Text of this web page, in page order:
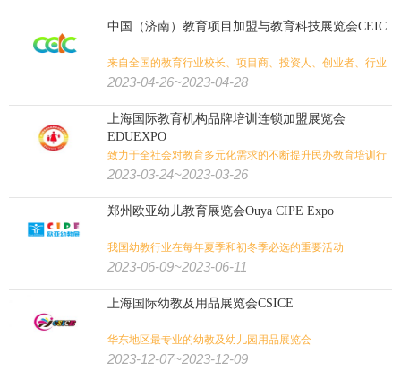
中国（济南）教育项目加盟与教育科技展览会CEIC
来自全国的教育行业校长、项目商、投资人、创业者、行业
精英等相聚郑州共赴盛会
2023-04-26~2023-04-28
上海国际教育机构品牌培训连锁加盟展览会
EDUEXPO
致力于全社会对教育多元化需求的不断提升民办教育培训行
业蓬勃发展
2023-03-24~2023-03-26
郑州欧亚幼儿教育展览会Ouya CIPE Expo
我国幼教行业在每年夏季和初冬季必选的重要活动
2023-06-09~2023-06-11
上海国际幼教及用品展览会CSICE
华东地区最专业的幼教及幼儿园用品展览会
2023-12-07~2023-12-09